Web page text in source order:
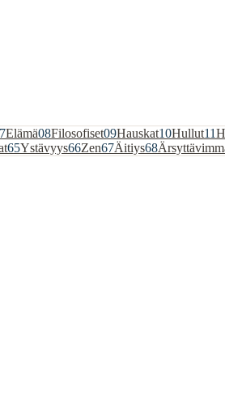
Elämä08Filosofiset09Hauskat10Hullut11
65Ystävyys66Zen67Äitiys68